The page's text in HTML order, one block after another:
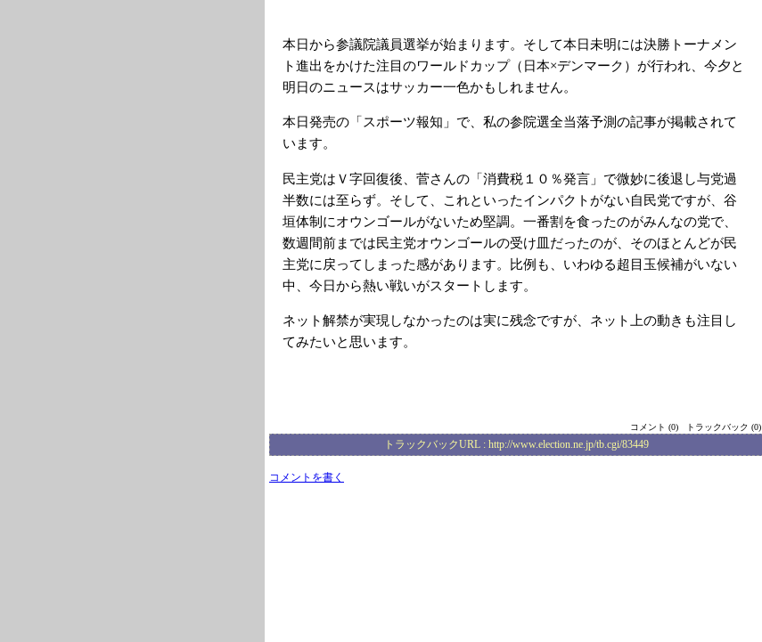
本日から参議院議員選挙が始まります。そして本日未明には決勝トーナメン
ト進出をかけた注目のワールドカップ（日本×デンマーク）が行われ、今夕と
明日のニュースはサッカー一色かもしれません。
本日発売の「スポーツ報知」で、私の参院選全当落予測の記事が掲載されて
います。
民主党はＶ字回復後、菅さんの「消費税１０％発言」で微妙に後退し与党過
半数には至らず。そして、これといったインパクトがない自民党ですが、谷
垣体制にオウンゴールがないため堅調。一番割を食ったのがみんなの党で、
数週間前までは民主党オウンゴールの受け皿だったのが、そのほとんどが民
主党に戻ってしまった感があります。比例も、いわゆる超目玉候補がいない
中、今日から熱い戦いがスタートします。
ネット解禁が実現しなかったのは実に残念ですが、ネット上の動きも注目し
てみたいと思います。
コメント (0) トラックバック (0)
トラックバックURL : http://www.election.ne.jp/tb.cgi/83449
コメントを書く